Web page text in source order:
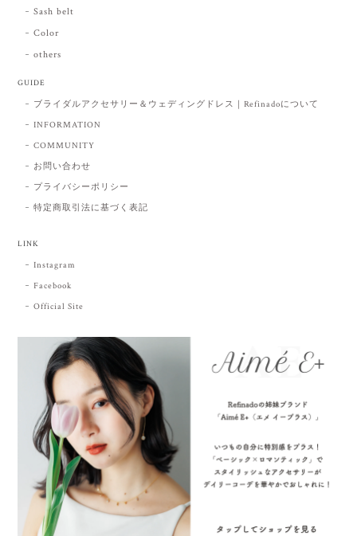
Sash belt
Color
others
GUIDE
ブライダルアクセサリー＆ウェディングドレス｜Refinadoについて
INFORMATION
COMMUNITY
お問い合わせ
プライバシーポリシー
特定商取引法に基づく表記
LINK
Instagram
Facebook
Official Site